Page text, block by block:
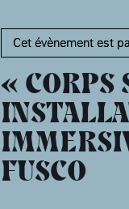
Cet évènement est
« CORPS
FUSCOPrésentation de
MISSIONS
Soutenir les écoles
VISITEZ